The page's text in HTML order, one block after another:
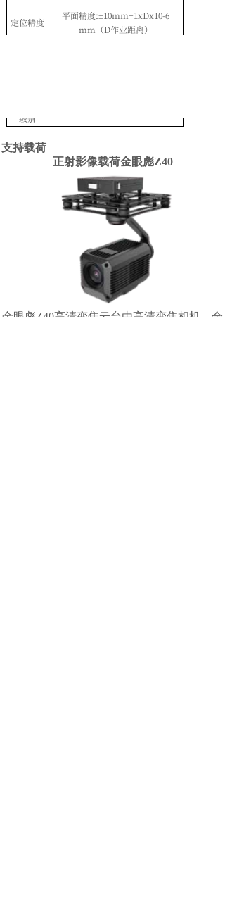
定位精度
平面精度:±10mm+1xDx10-6
mm（D作业距离）
级别
支持载荷
正射影像载荷金眼彪Z40
金眼彪Z40高清变焦云台由高清变焦相机、全